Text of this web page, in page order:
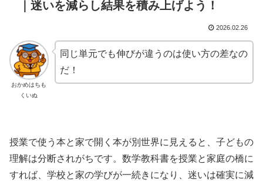
｜迷いを減らし結果を積み上げよう！
2026.02.26
おかめはちも
くいぬ
同じ単元でも伸びが違うのは使い方の差なの
だ！
授業で使う本と家で開く本が別世界に見えると、子どもの
理解は分断されがちです。数学教科書を授業と家庭の橋に
すれば、学校と家の学びが一続きになり、迷いは確実に減